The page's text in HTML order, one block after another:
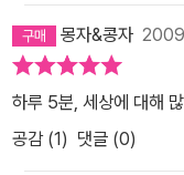
몽자&콩자
하루 5분, 세상에 대해
공감 (1) 댓글 (0)